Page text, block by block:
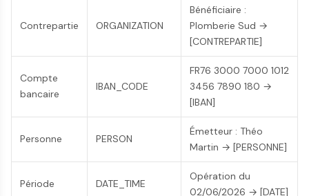
Contrepartie ORGANIZATION
Bénéficiaire :
Plomberie Sud →
[CONTREPARTIE]
Compte
bancaire
IBAN_CODE
FR76 3000 7000 1012
3456 7890 180 →
[IBAN]
Personne PERSON
Émetteur : Théo
Martin → [PERSONNE]
Période DATE_TIME
Opération du
02/06/2026 → [DATE]